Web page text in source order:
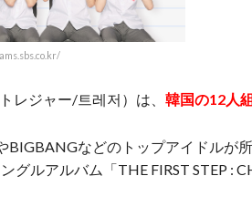
レジャー/트레저 ）は、 韓国の12人
BIGBANGなどのトップアイドルが
グルアルバム「THE FIRST STEP :